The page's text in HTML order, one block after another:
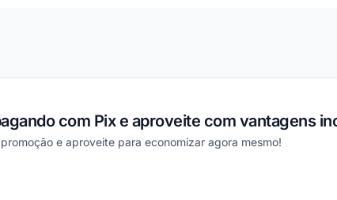
com Pix e aproveite com vantagens
e aproveite para economizar agora mesmo!